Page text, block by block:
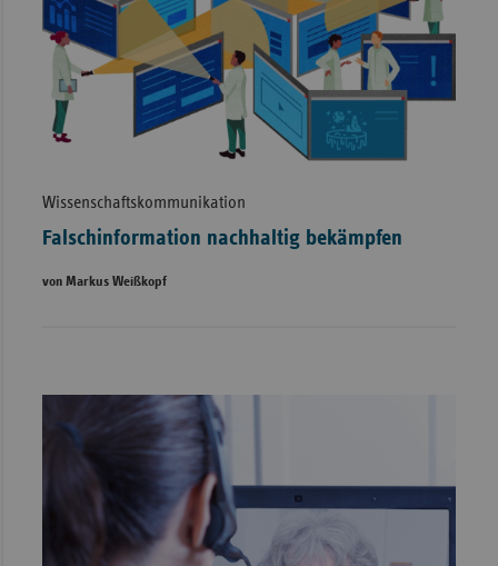
Wissenschaftskommunikation
Falschinformation nachhaltig bekämpfen
von Markus Weißkopf